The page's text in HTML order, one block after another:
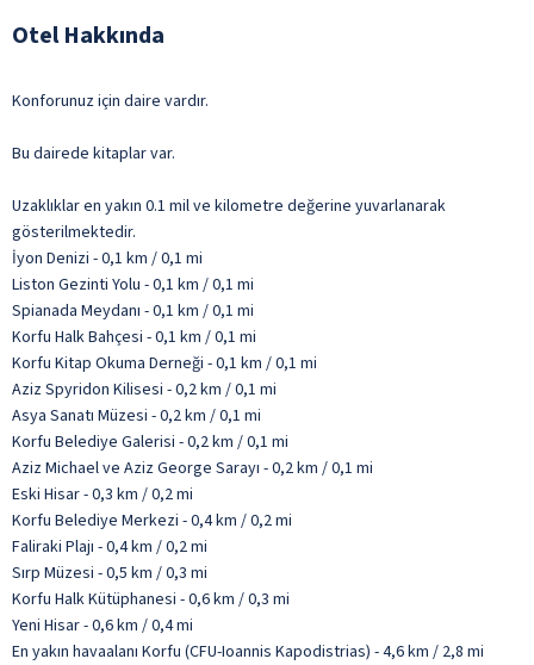
Otel Hakkında
Konforunuz için daire vardır.
Bu dairede kitaplar var.
Uzaklıklar en yakın 0.1 mil ve kilometre değerine yuvarlanarak
gösterilmektedir.
İyon Denizi - 0,1 km / 0,1 mi
Liston Gezinti Yolu - 0,1 km / 0,1 mi
Spianada Meydanı - 0,1 km / 0,1 mi
Korfu Halk Bahçesi - 0,1 km / 0,1 mi
Korfu Kitap Okuma Derneği - 0,1 km / 0,1 mi
Aziz Spyridon Kilisesi - 0,2 km / 0,1 mi
Asya Sanatı Müzesi - 0,2 km / 0,1 mi
Korfu Belediye Galerisi - 0,2 km / 0,1 mi
Aziz Michael ve Aziz George Sarayı - 0,2 km / 0,1 mi
Eski Hisar - 0,3 km / 0,2 mi
Korfu Belediye Merkezi - 0,4 km / 0,2 mi
Faliraki Plajı - 0,4 km / 0,2 mi
Sırp Müzesi - 0,5 km / 0,3 mi
Korfu Halk Kütüphanesi - 0,6 km / 0,3 mi
Yeni Hisar - 0,6 km / 0,4 mi
En yakın havaalanı Korfu (CFU-Ioannis Kapodistrias) - 4,6 km / 2,8 mi